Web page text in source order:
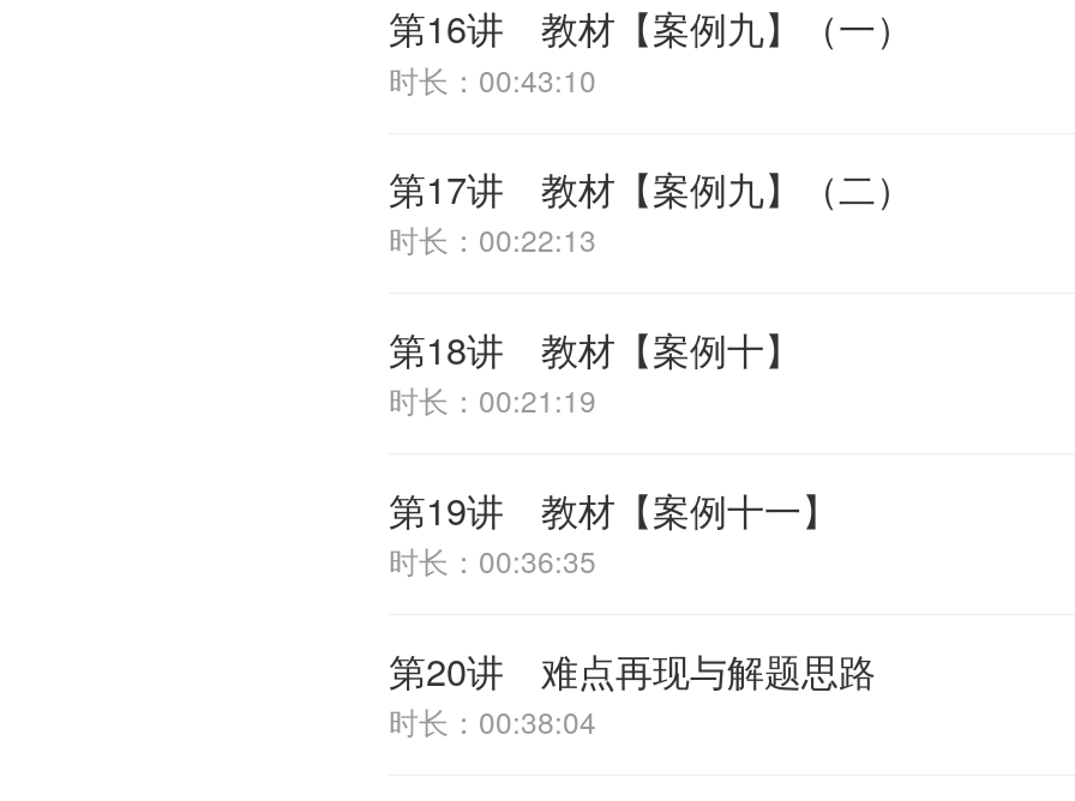
第16讲 教材【案例九】（一）
时长：00:43:10
第17讲 教材【案例九】（二）
时长：00:22:13
第18讲 教材【案例十】
时长：00:21:19
第19讲 教材【案例十一】
时长：00:36:35
第20讲 难点再现与解题思路
时长：00:38:04